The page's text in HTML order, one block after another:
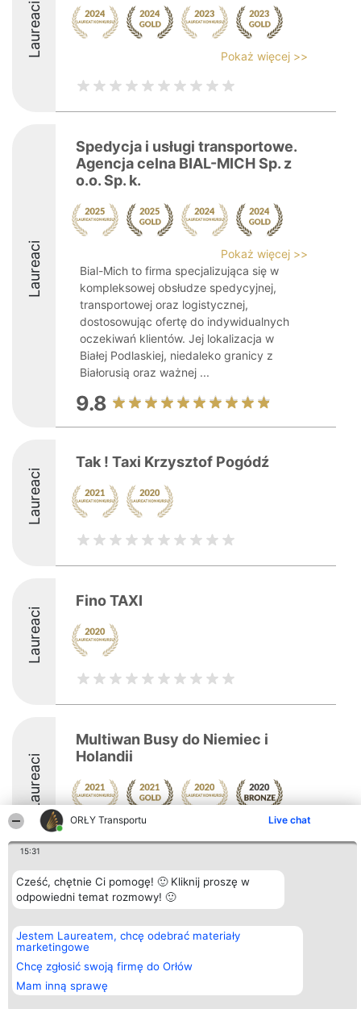
ORŁY Transportu Live chat
15:31
Cześć, chętnie Ci pomogę! 🙂 Kliknij proszę w
odpowiedni temat rozmowy! 🙂
Jestem Laureatem, chcę odebrać materiały
marketingowe
Chcę zgłosić swoją firmę do Orłów
Mam inną sprawę
Laureaci Pokaż więcej >>
Laureaci
Spedycja i usługi transportowe.
Agencja celna BIAL-MICH Sp. z
o.o. Sp. k.
Pokaż więcej >>
Bial-Mich to firma specjalizująca się w
kompleksowej obsłudze spedycyjnej,
transportowej oraz logistycznej,
dostosowując ofertę do indywidualnych
oczekiwań klientów. Jej lokalizacja w
Białej Podlaskiej, niedaleko granicy z
Białorusią oraz ważnej ...
9.8
Laureaci
Tak ! Taxi Krzysztof Pogódź
Laureaci
Fino TAXI
Laureaci
Multiwan Busy do Niemiec i
Holandii
Organizator plebiscytu
Bright Side Solutions sp. z o.
ul. Ruska 22
Wrocław 50-079
KRS 0000749100 | Regon
381313360 | NIP 8943132676
Plebiscyt
Laureaci
wszystkich
Laureatów
Regulamin